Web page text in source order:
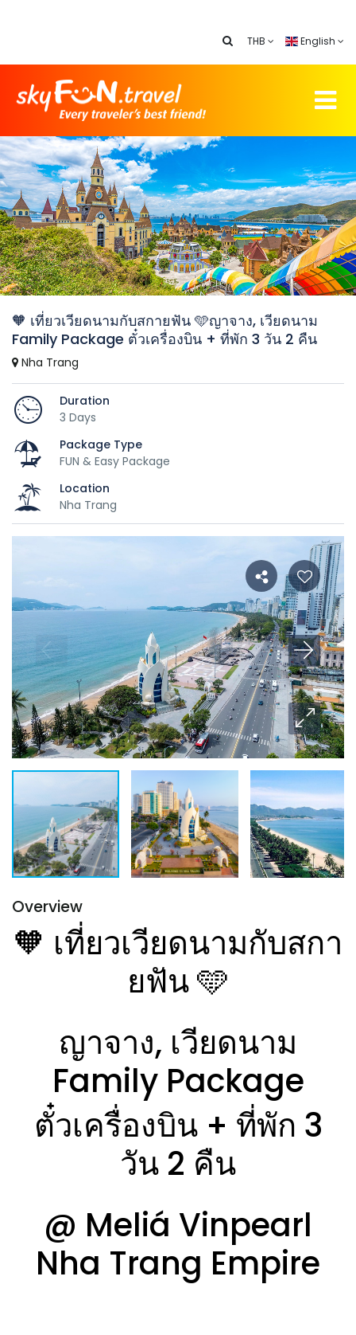
THB English
🧡 เที่ยวเวียดนามกับสกายฟัน 🩵ญาจาง, เวียดนาม
Family Package ตั๋วเครื่องบิน + ที่พัก 3 วัน 2 คืน
Nha Trang
Duration
3 Days
Package Type
FUN & Easy Package
Location
Nha Trang
Overview
🧡 เที่ยวเวียดนามกับสกา
ยฟัน 🩵
ญาจาง, เวียดนาม
Family Package
ตั๋วเครื่องบิน + ที่พัก 3
วัน 2 คืน
@ Meliá Vinpearl
Nha Trang Empire